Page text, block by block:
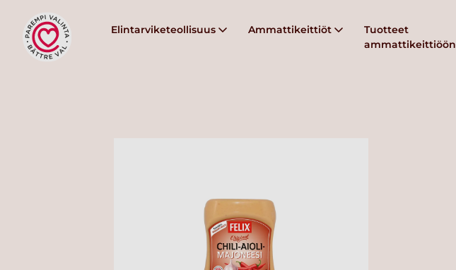
Elintarviketeollisuus Ammattikeittiöt
Tuotteet
ammattikeittiöön